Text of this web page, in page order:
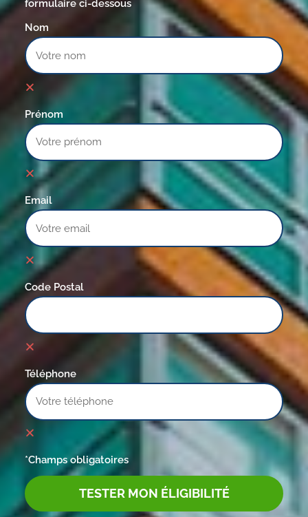
formulaire ci-dessous
Nom
Prénom
Email
Code Postal
Téléphone
*Champs obligatoires
TESTER MON ÉLIGIBILITÉ